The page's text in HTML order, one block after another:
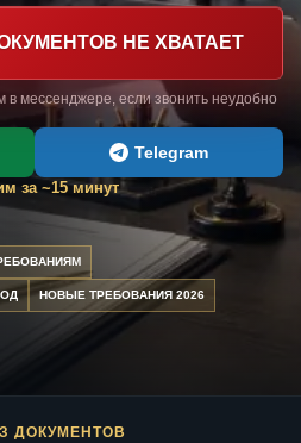
НЕ ХВАТАЕТ
в мессенджере, если звонить неудобно
Telegram
за ~15 минут
НОВЫЕ ТРЕБОВАНИЯ 2026
ДОКУМЕНТОВ